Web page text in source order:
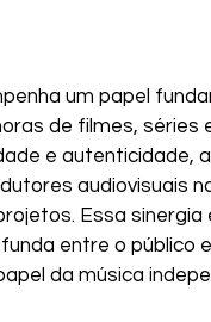
um papel
de filmes, séries
e autenticidade,
audiovisuais
Essa sinergia
entre o público
da música